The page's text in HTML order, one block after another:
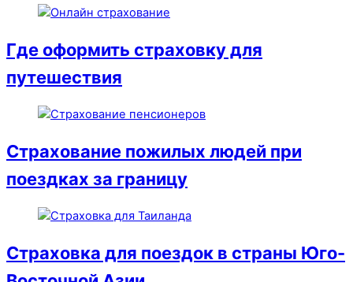
Где оформить страховку для
путешествия
Страхование пожилых людей при
поездках за границу
Страховка для поездок в страны Юго-